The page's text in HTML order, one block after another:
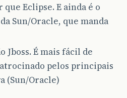
Eclipse. E ainda é o
Sun/Oracle, que manda
Jboss. É mais fácil de
pelos principais
(Sun/Oracle)